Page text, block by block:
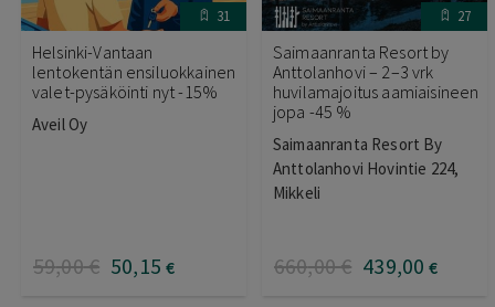
31
Helsinki-Vantaan
lentokentän ensiluokkainen
valet-pysäköinti nyt -15%
Aveil Oy
59,00€ 50,15 €
27
Saimaanranta Resort by
Anttolanhovi – 2–3 vrk
huvilamajoitus aamiaisineen
jopa -45 %
Saimaanranta Resort By
Anttolanhovi Hovintie 224,
Mikkeli
660,00€ 439,00 €